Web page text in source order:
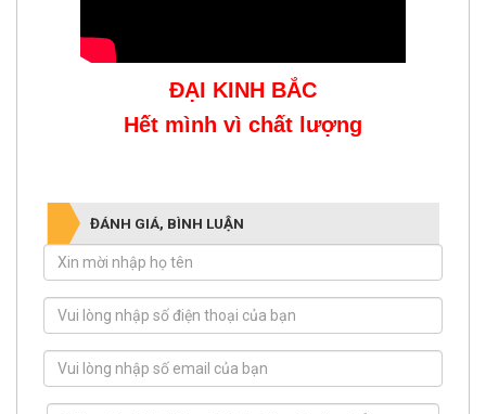
ĐẠI KINH BẮC
Hết mình vì chất lượng
ĐÁNH GIÁ, BÌNH LUẬN